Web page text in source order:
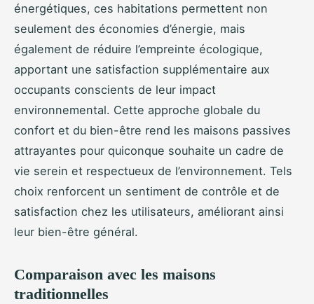
énergétiques, ces habitations permettent non
seulement des économies d’énergie, mais
également de réduire l’empreinte écologique,
apportant une satisfaction supplémentaire aux
occupants conscients de leur impact
environnemental. Cette approche globale du
confort et du bien-être rend les maisons passives
attrayantes pour quiconque souhaite un cadre de
vie serein et respectueux de l’environnement. Tels
choix renforcent un sentiment de contrôle et de
satisfaction chez les utilisateurs, améliorant ainsi
leur bien-être général.
Comparaison avec les maisons
traditionnelles